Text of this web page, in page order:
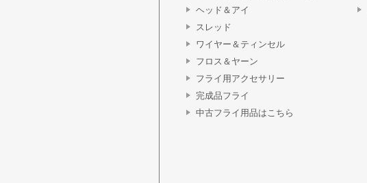
ヘッド＆アイ
スレッド
ワイヤー＆ティンセル
フロス＆ヤーン
フライ用アクセサリー
完成品フライ
中古フライ用品はこちら